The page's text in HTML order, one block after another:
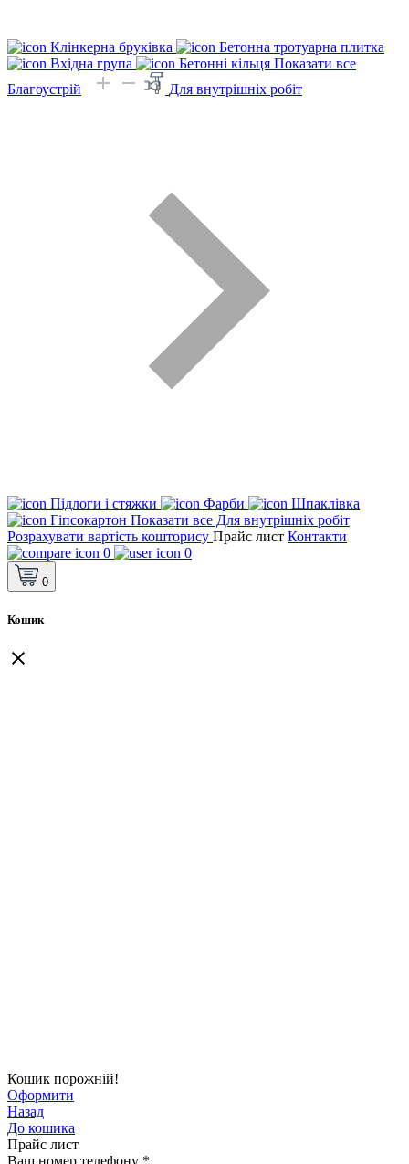
Клінкерна бруківка
Бетонна тротуарна плитка
Вхідна група
Бетонні кільця Показати все
Благоустрій
Для внутрішніх робіт
Підлоги і стяжки Фарби
Шпаклівка
Гіпсокартон Показати все Для внутрішніх робіт
Розрахувати вартість кошторису Прайс лист Контакти
0
0
0
Кошик
Кошик порожній!
Оформити
Назад
До кошика
Прайс лист
Ваш номер телефону *